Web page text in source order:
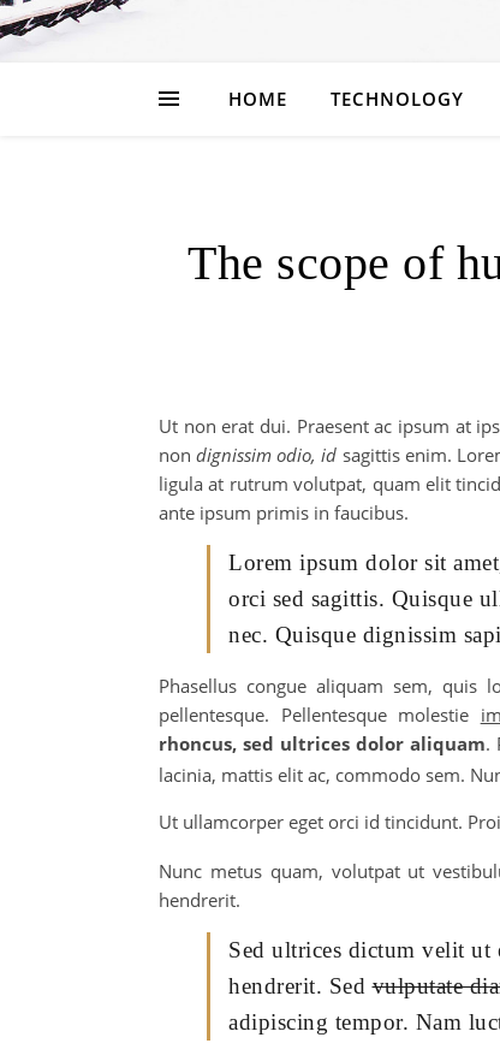
HOME TECHNOLOGY
The scope of
Ut non erat dui. Praesent ac ipsum at
nondignissim odio, id sagittis enim.
ligula at rutrum volutpat, quam elit
ante ipsum primis in faucibus.
Lorem ipsum dolor sit
orci sed sagittis. Quisque
nec. Quisque dignissim
Phasellus congue aliquam sem, quis
pellentesque. Pellentesque molestie
rhoncus, sed ultrices dolor aliquam.
lacinia, mattis elit ac, commodo sem.
Ut ullamcorper eget orci id tincidunt.
Nunc metus quam, volutpat ut
hendrerit.
Sed ultrices dictum velit ut
hendrerit. Sedvulputate
adipiscing tempor. Nam